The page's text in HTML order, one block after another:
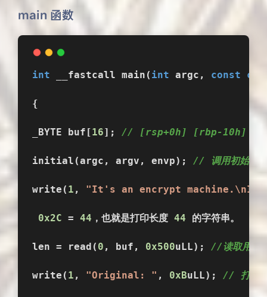
main 函数
int __fastcall main ( int argc, const
{
_BYTE buf[16]; // [rsp+0h] [rbp-10h]
initial(argc, argv, envp); // 调用初始化
write( 1 , "It's an encrypt
0x2C = 44 ，也就是打印长度 44 的字符串。
len = read( 0 , buf, 0x500uLL); //读取用户
write( 1 , "Original: " , 0xBuLL); // 打印